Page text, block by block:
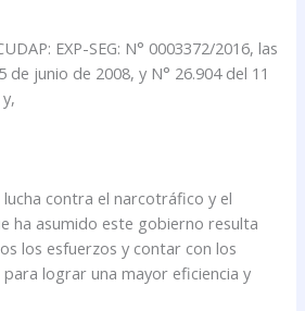
EXP-SEG: N° 0003372/2016, las
de junio de 2008, y N° 26.904 del 11
contra el narcotráfico y el
ha asumido este gobierno resulta
los esfuerzos y contar con los
lograr una mayor eficiencia y